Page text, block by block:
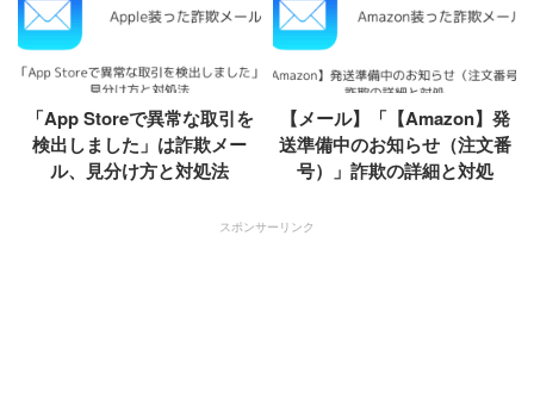
「App Storeで異常な取引を
検出しました」は詐欺メー
ル、見分け方と対処法
【メール】「【Amazon】発
送準備中のお知らせ（注文番
号）」詐欺の詳細と対処
スポンサーリンク